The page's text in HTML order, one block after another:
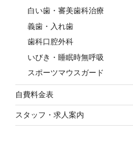
白い歯・審美歯科治療
義歯・入れ歯
歯科口腔外科
いびき・睡眠時無呼吸
スポーツマウスガード
自費料金表
スタッフ・求人案内